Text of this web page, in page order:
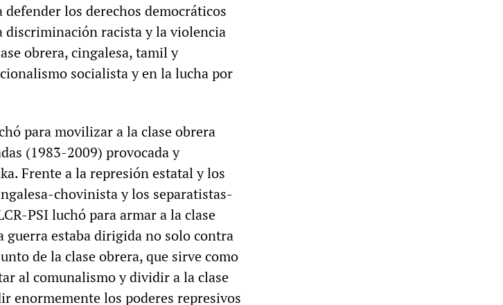
los derechos democráticos
racista y la violencia
obrera, cingalesa, tamil y
socialista y en la lucha por
para movilizar a la clase obrera
(1983-2009) provocada y
Frente a la represión estatal y los
chovinista y los separatistas-
PSI luchó para armar a la clase
estaba dirigida no solo contra
de la clase obrera, que sirve como
al comunalismo y dividir a la clase
enormemente los poderes represivos